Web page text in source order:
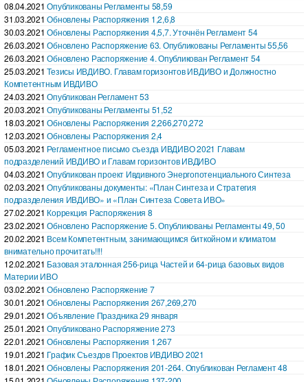
08.04.2021 Опубликованы Регламенты 58,59
31.03.2021 Обновлены Распоряжения 1,2,6,8
30.03.2021 Обновлены Распоряжения 4,5,7. Уточнён Регламент 54
26.03.2021 Обновлено Распоряжение 63. Опубликованы Регламенты 55,56
26.03.2021 Обновлено Распоряжение 4. Опубликован Регламент 54
25.03.2021 Тезисы ИВДИВО. Главам горизонтов ИВДИВО и Должностно
Компетентным ИВДИВО
24.03.2021 Опубликован Регламент 53
20.03.2021 Опубликованы Регламенты 51,52
18.03.2021 Обновлены Распоряжения 2,266,270,272
12.03.2021 Обновлены Распоряжения 2,4
05.03.2021 Регламентное письмо съезда ИВДИВО 2021 Главам
подразделений ИВДИВО и Главам горизонтов ИВДИВО
04.03.2021 Опубликован проект Ивдивного Энергопотенциального Синтеза
02.03.2021 Опубликованы документы: «План Синтеза и Стратегия
подразделения ИВДИВО» и «План Синтеза Совета ИВО»
27.02.2021 Коррекция Распоряжения 8
23.02.2021 Обновлено Распоряжение 5. Опубликованы Регламенты 49, 50
20.02.2021 Всем Компетентным, занимающимся биткойном и климатом
внимательно прочитать!!!!
12.02.2021 Базовая эталонная 256-рица Частей и 64-рица базовых видов
Материи ИВО
03.02.2021 Обновлено Распоряжение 7
30.01.2021 Обновлены Распоряжения 267,269,270
29.01.2021 Объявление Праздника 29 января
25.01.2021 Опубликовано Распоряжение 273
22.01.2021 Обновлены Распоряжения 1,267
19.01.2021 График Съездов Проектов ИВДИВО 2021
18.01.2021 Обновлены Распоряжения 201-264. Опубликован Регламент 48